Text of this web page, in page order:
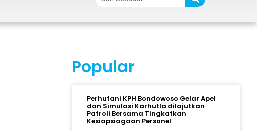
Popular
Perhutani KPH Bondowoso Gelar Apel
dan Simulasi Karhutla dilajutkan
Patroli Bersama Tingkatkan
Kesiapsiagaan Personel